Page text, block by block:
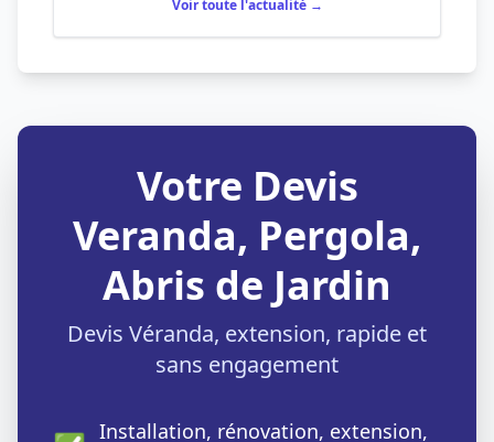
Voir toute l'actualité →
Votre Devis
Veranda, Pergola,
Abris de Jardin
Devis Véranda, extension, rapide et
sans engagement
Installation, rénovation, extension,